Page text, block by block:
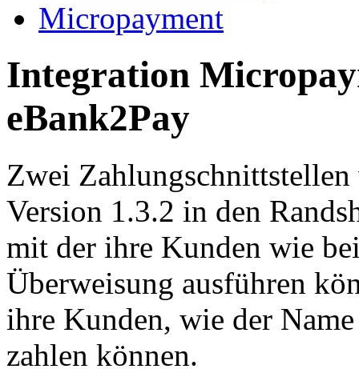
Micropayment
Integration
eBank2Pay
Zwei
Version 1.3.2 in den
mit der ihre Kunden wie
Überweisung ausführen
ihre Kunden, wie der
zahlen können.